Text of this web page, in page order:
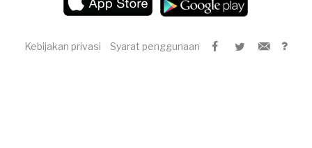
Kebijakan privasi Syarat penggunaan